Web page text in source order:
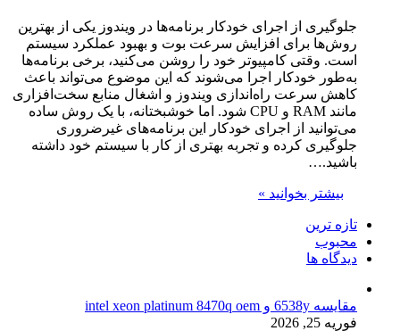
جلوگیری از اجرای خودکار برنامه‌ها در ویندوز یکی از بهترین
روش‌ها برای افزایش سرعت بوت و بهبود عملکرد سیستم
است. وقتی کامپیوتر خود را روشن می‌کنید، برخی برنامه‌ها
به‌طور خودکار اجرا می‌شوند که این موضوع می‌تواند باعث
کاهش سرعت راه‌اندازی ویندوز و اشغال منابع سخت‌افزاری
مانند RAM و CPU شود. اما خوشبختانه، با یک روش ساده
می‌توانید از اجرای خودکار این برنامه‌های غیرضروری
جلوگیری کرده و تجربه بهتری از کار با سیستم خود داشته
باشید.…
بیشتر بخوانید »
تازه ترین
محبوب
دیدگاه ها
مقایسه 6538y و intel xeon platinum 8470q oem
فوریه 25, 2026